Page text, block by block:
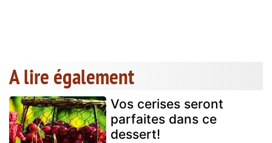
A lire également
Vos cerises seront
parfaites dans ce
dessert!